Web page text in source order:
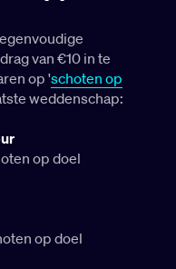
van €10 in te
op 'schoten op
weddenschap:
op doel
op doel